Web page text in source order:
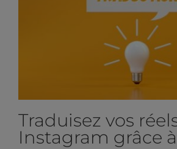
Traduisez vos
Instagram grâce à